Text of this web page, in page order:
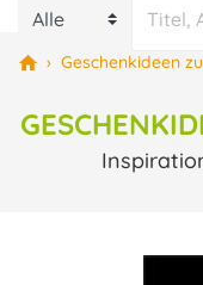
› Geschenkideen